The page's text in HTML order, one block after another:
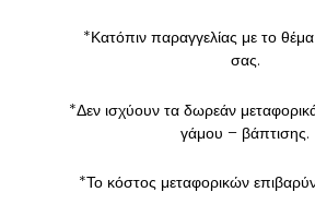
*Κατόπιν παραγγελίας με το
σας.
*Δεν ισχύουν τα δωρεάν
γάμου – βάπτισης.
*Το κόστος μεταφορικών